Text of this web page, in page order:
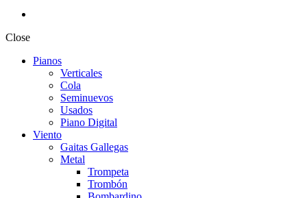
Close
Pianos
Verticales
Cola
Seminuevos
Usados
Piano Digital
Viento
Gaitas Gallegas
Metal
Trompeta
Trombón